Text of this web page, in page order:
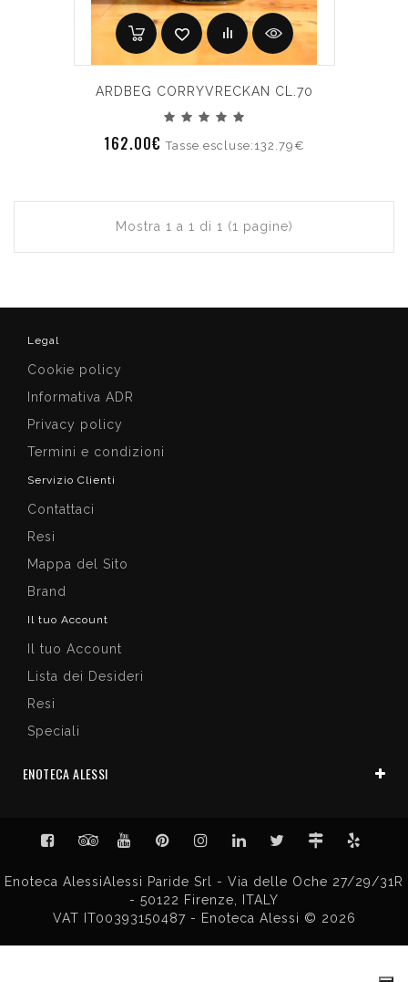
ARDBEG CORRYVRECKAN CL.70
162.00€Tasse escluse:132.79€
Mostra 1 a 1 di 1 (1 pagine)
Legal
Cookie policy
Informativa ADR
Privacy policy
Termini e condizioni
Servizio Clienti
Contattaci
Resi
Mappa del Sito
Brand
Il tuo Account
Il tuo Account
Lista dei Desideri
Resi
Speciali
ENOTECA ALESSI
Enoteca AlessiAlessi Paride Srl - Via delle Oche 27/29/31R
- 50122 Firenze, ITALY
VAT IT00393150487 - Enoteca Alessi © 2026